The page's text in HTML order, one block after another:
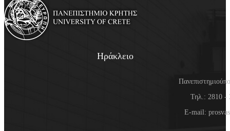
Ηράκλειο
Τηλ.: 2810 -
E-mail: